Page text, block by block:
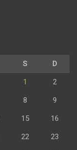
S D
1 2
8 9
15 16
22 23